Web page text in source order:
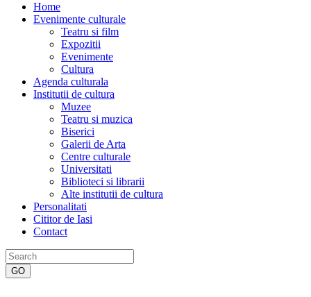
Home
Evenimente culturale
Teatru si film
Expozitii
Evenimente
Cultura
Agenda culturala
Institutii de cultura
Muzee
Teatru si muzica
Biserici
Galerii de Arta
Centre culturale
Universitati
Biblioteci si librarii
Alte institutii de cultura
Personalitati
Cititor de Iasi
Contact